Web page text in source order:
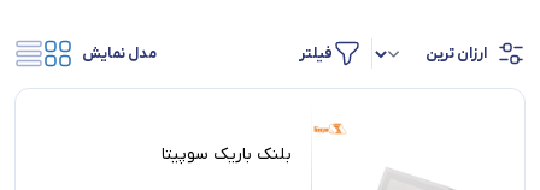
فیلتر مدل نمایش
بلنک باریک سوپیتا